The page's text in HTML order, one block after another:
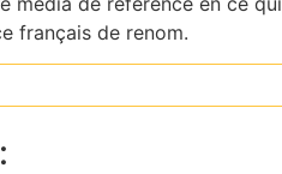
français de renom.